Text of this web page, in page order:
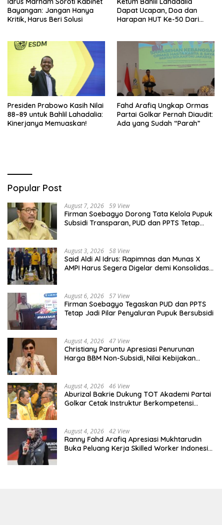
Bayangan: Jangan Hanya
Kritik, Harus Beri Solusi
Dapat Ucapan, Doa dan
Harapan HUT Ke-50 Dari
Presiden Prabowo Kasih Nilai
88–89 untuk Bahlil Lahadalia:
Kinerjanya Memuaskan!
Fahd Arafiq Ungkap Ormas
Partai Golkar Pernah Diaudit:
Ada yang Sudah “Parah”
Popular Post
August 7, 2026 59 View
Firman Soebagyo Dorong Tata Kelola Pupuk
Subsidi Transparan, PUD dan PPTS Tetap
August 3, 2026 58 View
Said Aldi Al Idrus: Rapimnas dan Munas X
AMPI Harus Segera Digelar demi Konsolidasi
August 6, 2026 57 View
Firman Soebagyo Tegaskan PUD dan PPTS
Tetap Jadi Pilar Penyaluran Pupuk Bersubsidi
August 4, 2026 47 View
Christiany Paruntu Apresiasi Penurunan
Harga BBM Non-Subsidi, Nilai Kebijakan
August 4, 2026 46 View
Aburizal Bakrie Dukung TOT Akademi Partai
Golkar Cetak Instruktur Berkompetensi
August 4, 2026 42 View
Ranny Fahd Arafiq Apresiasi Mukhtarudin
Buka Peluang Kerja Skilled Worker Indonesia